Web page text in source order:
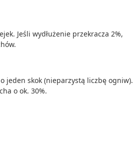
Jeśli wydłużenie przekracza 2%,
jeden skok (nieparzystą liczbę ogniw).
o ok. 30%.